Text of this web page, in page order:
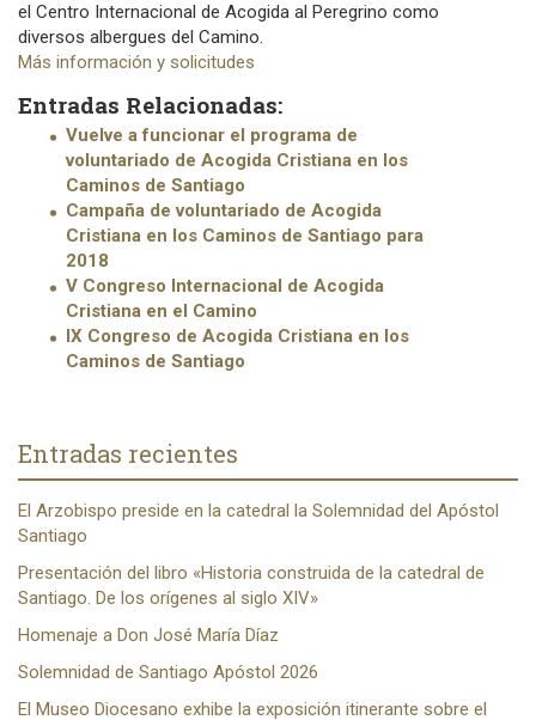
el Centro Internacional de Acogida al Peregrino como
diversos albergues del Camino.
Más información y solicitudes
Entradas Relacionadas:
Vuelve a funcionar el programa de
voluntariado de Acogida Cristiana en los
Caminos de Santiago
Campaña de voluntariado de Acogida
Cristiana en los Caminos de Santiago para
2018
V Congreso Internacional de Acogida
Cristiana en el Camino
IX Congreso de Acogida Cristiana en los
Caminos de Santiago
Entradas recientes
El Arzobispo preside en la catedral la Solemnidad del Apóstol
Santiago
Presentación del libro «Historia construida de la catedral de
Santiago. De los orígenes al siglo XIV»
Homenaje a Don José María Díaz
Solemnidad de Santiago Apóstol 2026
El Museo Diocesano exhibe la exposición itinerante sobre el